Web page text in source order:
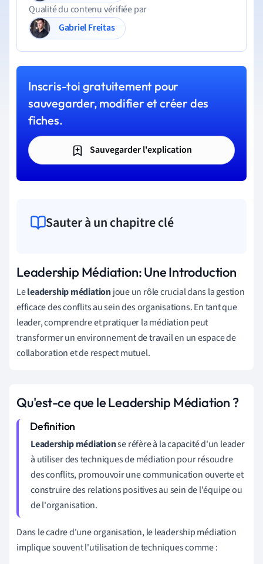
Qualité du contenu vérifiée par
Gabriel Freitas
Inscris-toi gratuitement pour
sauvegarder, modifier et créer des
fiches.
Sauvegarder l'explication
Sauter à un chapitre clé
Leadership Médiation: Une Introduction
Leleadership médiationjoue un rôle crucial dans la gestion
efficace des conflits au sein des organisations. En tant que
leader, comprendre et pratiquer la médiation peut
transformer un environnement de travail en un espace de
collaboration et de respect mutuel.
Qu'est-ce que le Leadership Médiation ?
Leadership médiationse réfère à la capacité d'un leader
à utiliser des techniques de médiation pour résoudre
des conflits, promouvoir une communication ouverte et
construire des relations positives au sein de l'équipe ou
de l'organisation.
Dans le cadre d'une organisation, le leadership médiation
implique souvent l'utilisation de techniques comme :